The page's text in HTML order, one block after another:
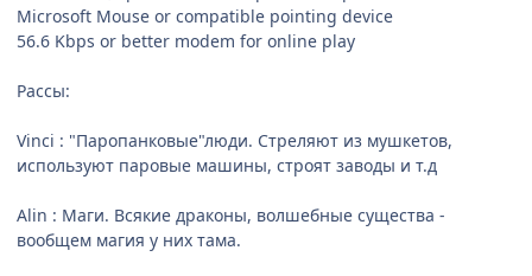
Microsoft Mouse or compatible pointing device
56.6 Kbps or better modem for online play
Рассы:
Vinci : "Паропанковые"люди. Стреляют из мушкетов,
используют паровые машины, строят заводы и т.д
Alin : Маги. Всякие драконы, волшебные существа -
вообщем магия у них тама.